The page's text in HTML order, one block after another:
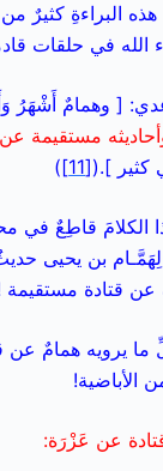
البراءةِ كثيرٌ
الله في حلقات
[ وهمامٌ أَشْهَرُ
مستقيمة
كثير ].([11]
)
الكلامَ قاطِعٌ في
بن يحيى
عن قتادة مستقيمة
يرويه همامٌ عن
الأباضية!
عن عَزْرَة: